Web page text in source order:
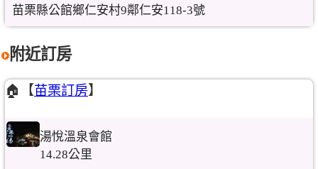
苗栗縣公館鄉仁安村9鄰仁安118-3號
附近訂房
🏠【苗栗訂房】
湯悅溫泉會館
14.28公里